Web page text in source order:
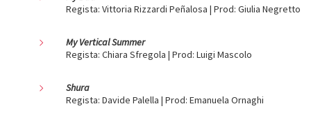
Regista: Vittoria Rizzardi Peñalosa | Prod: Giulia Negretto
My Vertical Summer
Regista: Chiara Sfregola | Prod: Luigi Mascolo
Shura
Regista: Davide Palella | Prod: Emanuela Ornaghi